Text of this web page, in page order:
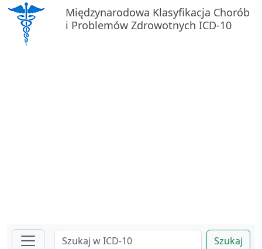
Międzynarodowa Klasyfikacja Chorób
i Problemów Zdrowotnych ICD-10
Szukaj